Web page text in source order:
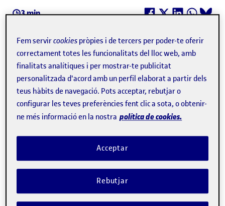
3 min.
Leyre Artiz Elkarte
Autor
LaUniversitat Oberta de Catalunya(UOC) iThe Times
Higher EducationcoorganitzenDigital Universities
digital més prestigiós d'Europa. A la cita, que tindrà lloc
del 23 al 25 d'octubre a Barcelona amb el títol "El camí
cap a una educació superior digital, equitativa i
ecològica", hi acudiran més de setanta ponents, entre els
Fem servircookies pròpies i de tercers per poder-te oferir
correctament totes les funcionalitats del lloc web, amb
finalitats analítiques i per mostrar-te publicitat
personalitzada d'acord amb un perfil elaborat a partir dels
teus hàbits de navegació. Pots acceptar, rebutjar o
configurar les teves preferències fent clic a sota, o obtenir-
ne més informació en la nostra política de cookies.
Rebutjar
Acceptar